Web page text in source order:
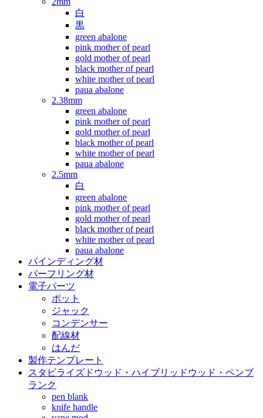
白
黒
green abalone
pink mother of pearl
gold mother of pearl
black mother of pearl
white mother of pearl
paua abalone
2.38mm
green abalone
pink mother of pearl
gold mother of pearl
black mother of pearl
white mother of pearl
paua abalone
2.5mm
白
green abalone
pink mother of pearl
gold mother of pearl
black mother of pearl
white mother of pearl
paua abalone
バインディング材
パーフリング材
電子パーツ
ポット
ジャック
コンデンサー
配線材
はんだ
製作テンプレート
スタビライズドウッド・ハイブリッドウッド・ペンブ
ランク
pen blank
knife handle